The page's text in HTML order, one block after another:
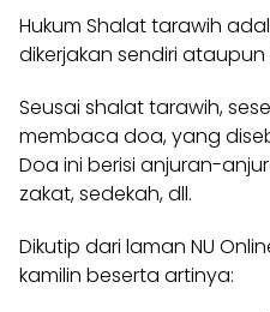
Hukum Shalat tarawih
dikerjakan sendiri
Seusai shalat tarawih,
membaca doa, yang
Doa ini berisi anjuran-
zakat, sedekah, dll.
Dikutip dari laman NU
kamilin beserta artinya: